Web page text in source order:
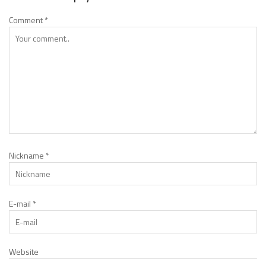
Comment*
Nickname *
E-mail *
Website